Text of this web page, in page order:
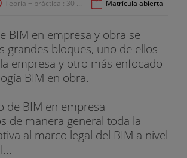
Teoría + práctica : 30 ... Matrícula abierta
BIM en empresa y obra se
grandes bloques, uno de ellos
empresa y otro más enfocado
BIM en obra.
de BIM en empresa
de manera general toda la
al marco legal del BIM a nivel